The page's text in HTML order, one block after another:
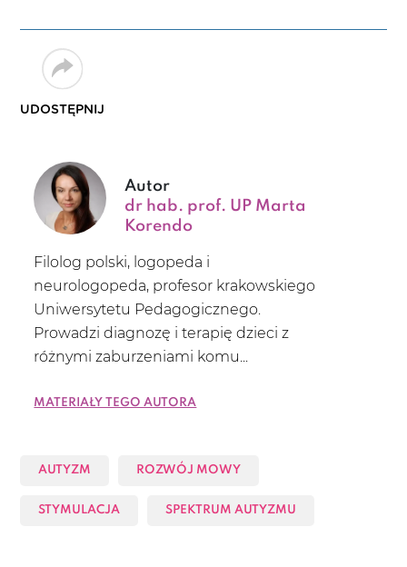
UDOSTĘPNIJ
Autor
dr hab. prof. UP Marta
Korendo
Filolog polski, logopeda i
neurologopeda, profesor krakowskiego
Uniwersytetu Pedagogicznego.
Prowadzi diagnozę i terapię dzieci z
różnymi zaburzeniami komu...
Materiały tego autora
AUTYZM ROZWÓJ MOWY
STYMULACJA SPEKTRUM AUTYZMU